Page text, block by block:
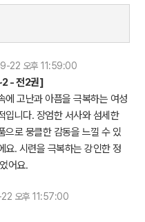
22 오후 11:59:00
- 전2권]
에 고난과 아픔을 극복하는 여성
입니다. 장엄한 서사와 섬세한
으로 뭉클한 감동을 느낄 수 있
요. 시련을 극복하는 강인한 정
어요.
오후 11:57:00